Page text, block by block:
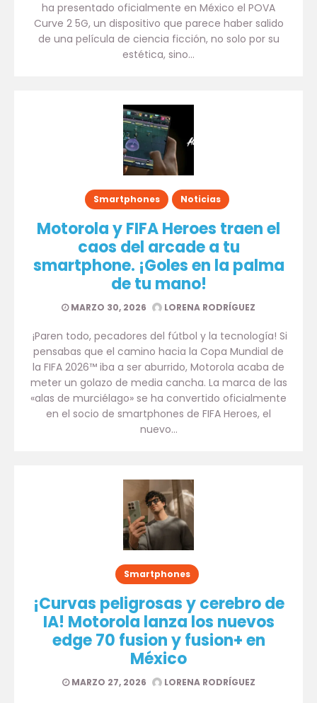
ha presentado oficialmente en México el POVA
Curve 2 5G, un dispositivo que parece haber salido
de una película de ciencia ficción, no solo por su
estética, sino…
Smartphones Noticias
Motorola y FIFA Heroes traen el
caos del arcade a tu
smartphone. ¡Goles en la palma
de tu mano!
MARZO 30, 2026 LORENA RODRÍGUEZ
¡Paren todo, pecadores del fútbol y la tecnología! Si
pensabas que el camino hacia la Copa Mundial de
la FIFA 2026™ iba a ser aburrido, Motorola acaba de
meter un golazo de media cancha. La marca de las
«alas de murciélago» se ha convertido oficialmente
en el socio de smartphones de FIFA Heroes, el
nuevo…
Smartphones
¡Curvas peligrosas y cerebro de
IA! Motorola lanza los nuevos
edge 70 fusion y fusion+ en
México
MARZO 27, 2026 LORENA RODRÍGUEZ